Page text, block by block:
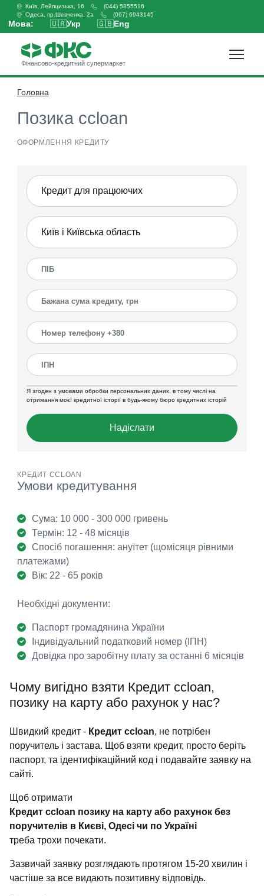
Київ, Лейпцизька, 16
(044) 5855516
Одеса, пр.Шевченка, 2а
(067) 6943145
Мова: 🇺🇦Укр 🇬🇧Eng
Фінансово-кредитний супермаркет
Головна
Позика ccloan
ОФОРМЛЕННЯ КРЕДИТУ
Я згоден з умовами обробки персональних даних, в тому числі на
отримання моєї кредитної історії в будь-якому бюро кредитних історій
Надіслати
КРЕДИТ CCLOAN
Умови кредитування
Сума: 10 000 - 300 000 гривень
Термін: 12 - 48 місяців
Спосіб погашення: ануїтет (щомісяця рівними
платежами)
Вік: 22 - 65 років
Необхідні документи:
Паспорт громадянина України
Індивідуальний податковий номер (ІПН)
Довідка про заробітну плату за останні 6 місяців
Чому вигідно взяти Кредит ccloan,
позику на карту або рахунок у нас?
Швидкий кредит - Кредит ccloan, не потрібен
поручитель і застава. Щоб взяти кредит, просто беріть
паспорт, та ідентифікаційний код і подавайте заявку на
сайті.
Щоб отримати
Кредит ccloan позику на карту або рахунок без
поручителів в Києві, Одесі чи по Україні
треба трохи почекати.
Зазвичай заявку розглядають протягом 15-20 хвилин і
частіше за все видають позитивну відповідь.